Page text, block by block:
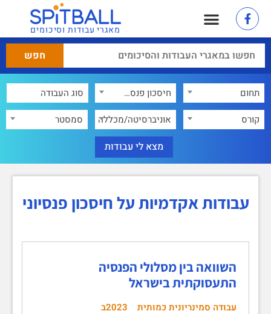
מאגרי עבודות וסיכומים
תחום
חיסכון פנסיוני
קורס
אוניברסיטה/מכללה סמסטר
עבודות אקדמיות על חיסכון פנסיוני
השוואה בין מסלולי הפנסיה
התעסוקתית בישראל
עבודה סמינריונית כמותית 2023ב